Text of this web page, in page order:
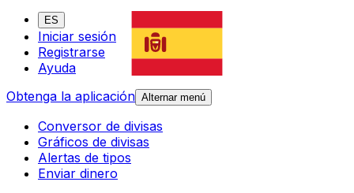
ES
Iniciar sesión
Registrarse
Ayuda
Obtenga la aplicación Alternar menú
Conversor de divisas
Gráficos de divisas
Alertas de tipos
Enviar dinero